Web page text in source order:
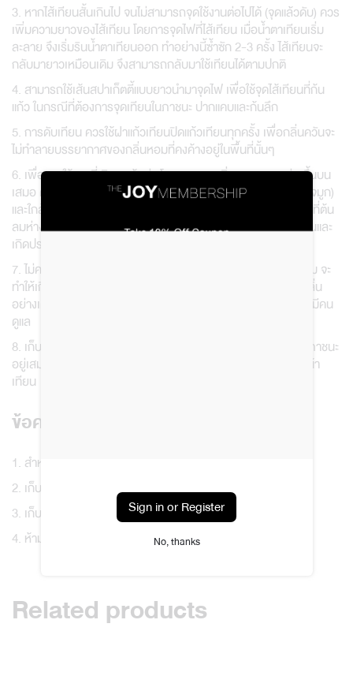
3. หากไส้เทียนสั้นเกินไป จนไม่สามารถจุดใช้งานต่อไปได้ (จุดแล้วดับ) ควร
เพิ่มความยาวของไส้เทียน โดยการจุดไฟที่ไส้เทียน เมื่อน้ำตาเทียนเริ่ม
ละลาย จึงเริ่มรินน้ำตาเทียนออก ทำอย่างนี้ซ้ำซัก 2-3 ครั้ง ไส้เทียนจะ
กลับมายาวเหมือนเดิม จึงสามารถกลับมาใช้เทียนได้ตามปกติ
4. สามารถใช้เส้นสปาเก็ตตี้แบบยาวนำมาจุดไฟ เพื่อใช้จุดไส้เทียนที่ก้น
แก้ว ในกรณีที่ต้องการจุดเทียนในภาชนะ ปากแคบและก้นลึก
5. การดับเทียน ควรใช้ฝาแก้วเทียนปิดแก้วเทียนทุกครั้ง เพื่อกลิ่นควันจะ
ไม่ทำลายบรรยากาศของกลิ่นหอมที่คงค้างอยู่ในพื้นที่นั้นๆ
6. เพื่อการใช้งานที่เกิดผลคุ้มค่า โมเลกุลของกลิ่นจะลอยจากล่างขึ้นบน
เสมอ ดังนั้นจึงควรวางเครื่องหอมทุกชนิดให้ต่ำกว่าอวัยวะรับกลิ่น(จมูก)
และใกล้กับตำแหน่งที่ต้องการให้เกิดกลิ่นหอม ควรวางเทียนไว้ในพื้นที่ต้น
ลมห่างจากตัวผู้ใช้งาน 1.5-2 เมตร เพื่อให้กลิ่นหอมนั้นกระจายกลิ่นและ
เกิดประสิทธิภาพสูงสุด
7. ไม่ควรใช้เทียนหอมในพื้นที่ที่มีลมแรง เช่น ริมหน้าต่าง กลางสนาม จะ
ทำให้เกิดควันดำและทำให้อายุการใช้งานสั้น ไม่ได้รับประโยชน์จากกลิ่น
อย่างเต็มที่ ควรหลีกเลี่ยงการจุดเทียนใกล้วัตถุที่ติดไฟง่าย หรือ ไม่มีคน
ดูแล
8. เก็บเทียนให้ห่างจากความชื้น ความร้อน และแสงแดด ควรปิดฝาภาชนะ
อยู่เสมอ เพื่อป้องกันการระเหยของกลิ่นและป้องกันฝุ่นผงบนผิวหน้า
เทียน
ข้อควรระวัง และการเก็บรักษา
1. สำหรับใช้ภายนอกเท่านั้น
2. เก็บที่อุณหภูมิห้อง หลีกเลี่ยงแสงแดดโดยตรง
3. เก็บให้ห่างจากเด็กและสัตว์เลี้ยง
4. ห้ามวาง หรือใช้งานกับวัสดุที่มีพื้นผิวที่เป็นหนัง หรือพลาสติก
Related products
Sign in or Register
No, thanks